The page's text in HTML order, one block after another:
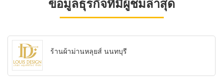
ร้านผ้าม่านหลุยส์ นนทบุรี